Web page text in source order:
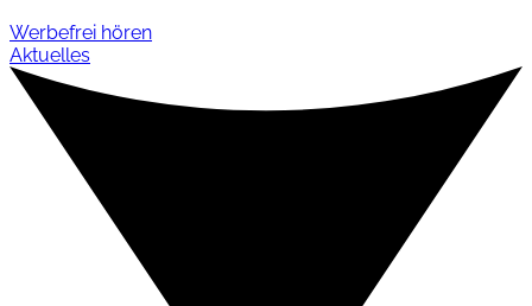
Werbefrei hören
Aktuelles